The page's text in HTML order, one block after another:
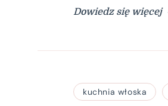
Dowiedz się więcej
kuchnia włoska